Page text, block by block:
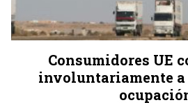
Consumidores UE
involuntariamente a